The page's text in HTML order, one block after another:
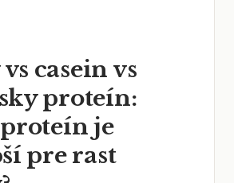
casein vs
proteín:
je
pre rast